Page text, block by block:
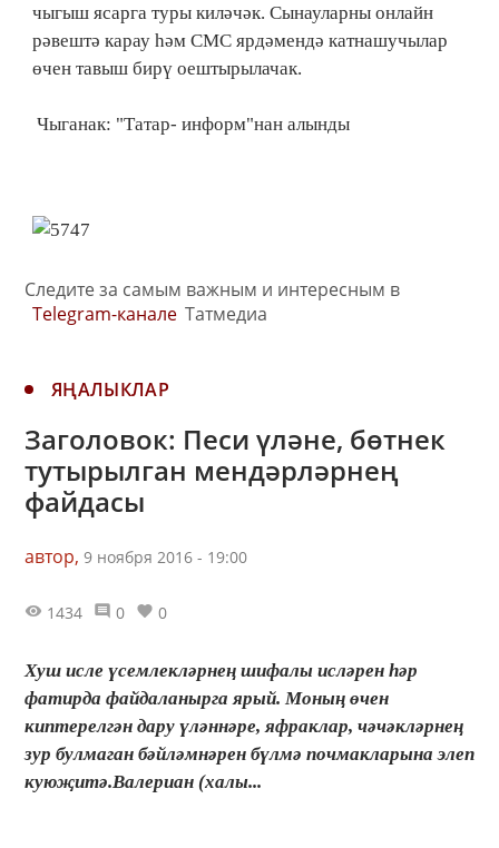
чыгыш ясарга туры киләчәк. Сынауларны онлайн
рәвештә карау һәм СМС ярдәмендә катнашучылар
өчен тавыш бирү оештырылачак.
Чыганак: "Татар- информ"нан алынды
Следите за самым важным и интересным в
Telegram-канале Татмедиа
ЯҢАЛЫКЛАР
Заголовок: Песи үләне, бөтнек
тутырылган мендәрләрнең
файдасы
автор, 9 ноября 2016 - 19:00
1434 0 0
Хуш исле үсемлекләрнең шифалы исләрен һәр
фатирда файдаланырга ярый. Моның өчен
киптерелгән дару үләннәре, яфраклар, чәчәкләрнең
зур булмаган бәйләмнәрен бүлмә почмакларына элеп
куюҗитә.Валериан (халы...